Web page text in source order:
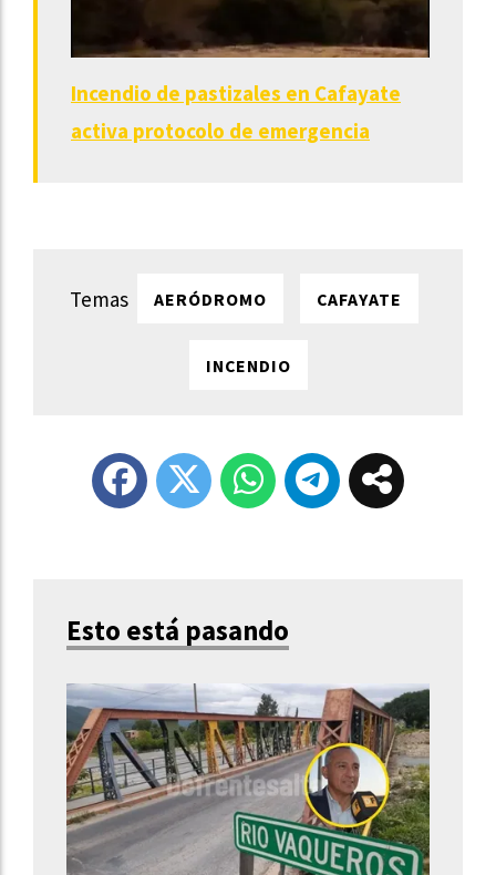
Incendio de pastizales en Cafayate
activa protocolo de emergencia
AERÓDROMO CAFAYATE
INCENDIO
Esto está pasando